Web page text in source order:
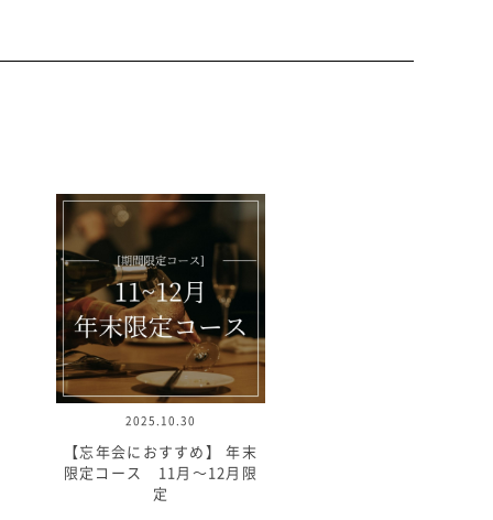
2025.10.30
【忘年会におすすめ】 年末
限定コース 11月～12月限
定